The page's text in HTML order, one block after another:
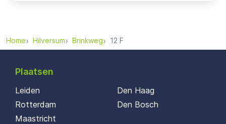
Home Hilversum Brinkweg 12 F
Plaatsen
Leiden
Rotterdam
Maastricht
Den Haag
Den Bosch